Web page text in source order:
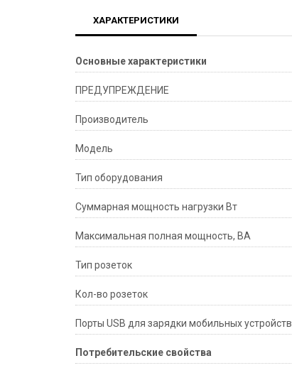
ХАРАКТЕРИСТИКИ
Основные характеристики
ПРЕДУПРЕЖДЕНИЕ
Производитель
Модель
Тип оборудования
Суммарная мощность нагрузки Вт
Максимальная полная мощность, ВА
Тип розеток
Кол-во розеток
Порты USB для зарядки мобильных устройств
Потребительские свойства